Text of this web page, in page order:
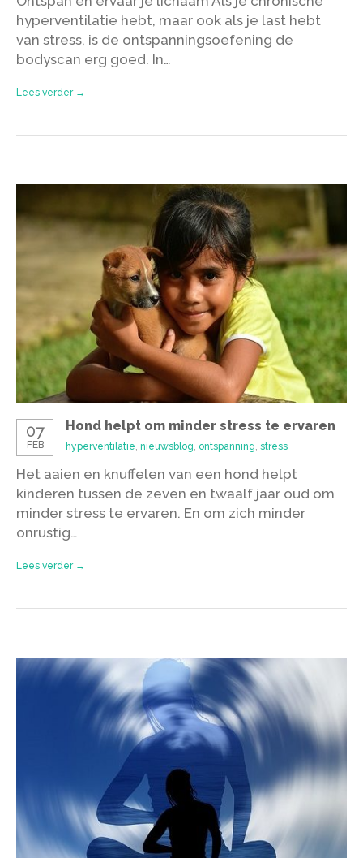
hyperventilatie hebt, maar ook als je last hebt
van stress, is de ontspanningsoefening de
bodyscan erg goed. In…
Lees verder →
07
FEB
Hond helpt om minder stress te ervaren
hyperventilatie nieuwsblog ontspanning stress
Het aaien en knuffelen van een hond helpt
kinderen tussen de zeven en twaalf jaar oud om
minder stress te ervaren. En om zich minder
onrustig…
Lees verder →